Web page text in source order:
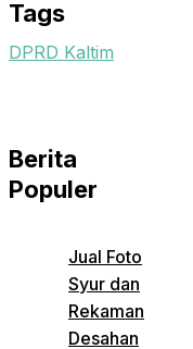
Tags
DPRD Kaltim
Berita
Populer
Jual Foto
Syur dan
Rekaman
Desahan